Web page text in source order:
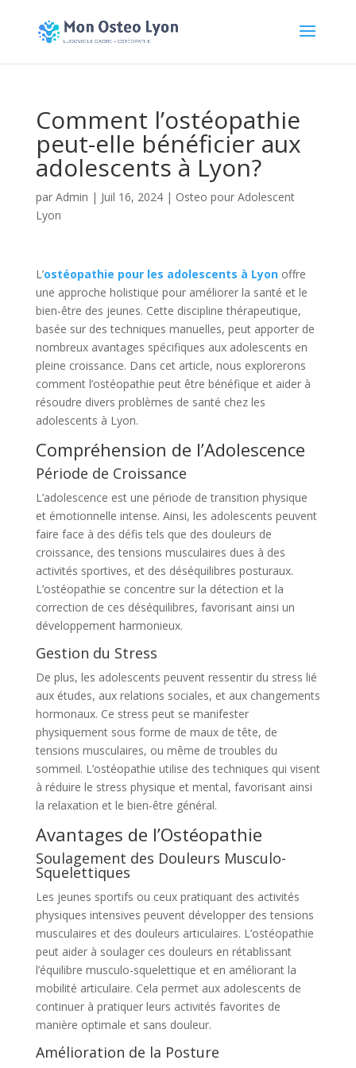
Comment l’ostéopathie
peut-elle bénéficier aux
adolescents à Lyon?
par Admin | Juil 16, 2024| Osteo pour Adolescent
Lyon
L’ostéopathie pour les adolescents à Lyonoffre
une approche holistique pour améliorer la santé et le
bien-être des jeunes. Cette discipline thérapeutique,
basée sur des techniques manuelles, peut apporter de
nombreux avantages spécifiques aux adolescents en
pleine croissance. Dans cet article, nous explorerons
comment l’ostéopathie peut être bénéfique et aider à
résoudre divers problèmes de santé chez les
adolescents à Lyon.
Compréhension de l’Adolescence
Période de Croissance
L’adolescence est une période de transition physique
et émotionnelle intense. Ainsi, les adolescents peuvent
faire face à des défis tels que des douleurs de
croissance, des tensions musculaires dues à des
activités sportives, et des déséquilibres posturaux.
L’ostéopathie se concentre sur la détection et la
correction de ces déséquilibres, favorisant ainsi un
développement harmonieux.
Gestion du Stress
De plus, les adolescents peuvent ressentir du stress lié
aux études, aux relations sociales, et aux changements
hormonaux. Ce stress peut se manifester
physiquement sous forme de maux de tête, de
tensions musculaires, ou même de troubles du
sommeil. L’ostéopathie utilise des techniques qui visent
à réduire le stress physique et mental, favorisant ainsi
la relaxation et le bien-être général.
Avantages de l’Ostéopathie
Soulagement des Douleurs Musculo-
Squelettiques
Les jeunes sportifs ou ceux pratiquant des activités
physiques intensives peuvent développer des tensions
musculaires et des douleurs articulaires. L’ostéopathie
peut aider à soulager ces douleurs en rétablissant
l’équilibre musculo-squelettique et en améliorant la
mobilité articulaire. Cela permet aux adolescents de
continuer à pratiquer leurs activités favorites de
manière optimale et sans douleur.
Amélioration de la Posture